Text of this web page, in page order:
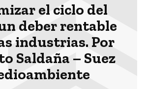
el ciclo del
deber rentable
industrias. Por
Saldaña – Suez